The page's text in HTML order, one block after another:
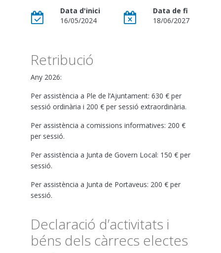
Data d'inici
16/05/2024
Data de fi
18/06/2027
Retribució
Any 2026:
Per assistència a Ple de l’Ajuntament: 630 € per
sessió ordinària i 200 € per sessió extraordinària.
Per assistència a comissions informatives: 200 €
per sessió.
Per assistència a Junta de Govern Local: 150 € per
sessió.
Per assistència a Junta de Portaveus: 200 € per
sessió.
Declaració d’activitats i
béns dels càrrecs electes